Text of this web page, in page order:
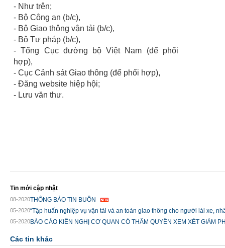
- Như trên;
- Bộ Công an (b/c),
- Bộ Giao thông vận tải (b/c),
- Bộ Tư pháp (b/c),
- Tổng Cục đường bộ Việt Nam (để phối
hợp),
- Cục Cảnh sát Giao thông (để phối hợp),
- Đăng website hiệp hội;
- Lưu văn thư.
Tin mới cập nhật
08-2020THÔNG BÁO TIN BUỒN
05-2020“Tập huấn nghiệp vụ vận tải và an toàn giao thông cho người lái xe,
05-2020BÁO CÁO KIẾN NGHỊ CƠ QUAN CÓ THẨM QUYỀN XEM XÉT GIẢM
Các tin khác